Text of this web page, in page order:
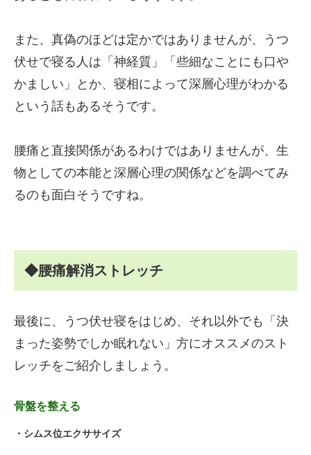
また、真偽のほどは定かではありませんが、うつ
伏せで寝る人は「神経質」「些細なことにも口や
かましい」とか、寝相によって深層心理がわかる
という話もあるそうです。
腰痛と直接関係があるわけではありませんが、生
物としての本能と深層心理の関係などを調べてみ
るのも面白そうですね。
◆腰痛解消ストレッチ
最後に、うつ伏せ寝をはじめ、それ以外でも「決
まった姿勢でしか眠れない」方にオススメのスト
レッチをご紹介しましょう。
骨盤を整える
・シムス位エクササイズ